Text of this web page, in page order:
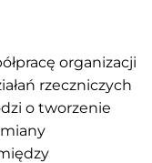
organizacji
rzeczniczych
o tworzenie